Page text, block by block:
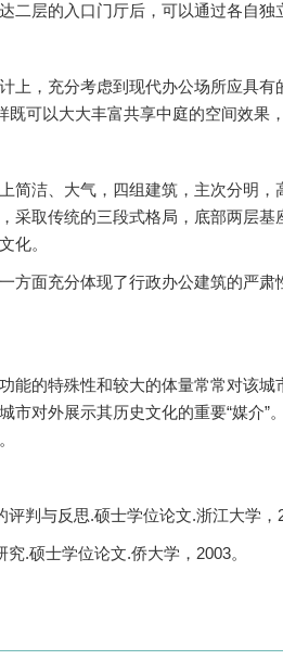
层的入口门厅后，可以通过各自独
，充分考虑到现代办公场所应具有
既可以大大丰富共享中庭的空间效果
洁、大气，四组建筑，主次分明，
采取传统的三段式格局，底部两层
化。
面充分体现了行政办公建筑的严肃
的特殊性和较大的体量常常对该城
市对外展示其历史文化的重要“媒介
与反思.硕士学位论文.浙江大学，
硕士学位论文.侨大学，2003。